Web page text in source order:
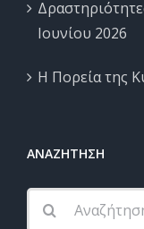
Ιουνίου 2026
Η Πορεία της
ΑΝΑΖΗΤΗΣΗ
Αναζήτηση